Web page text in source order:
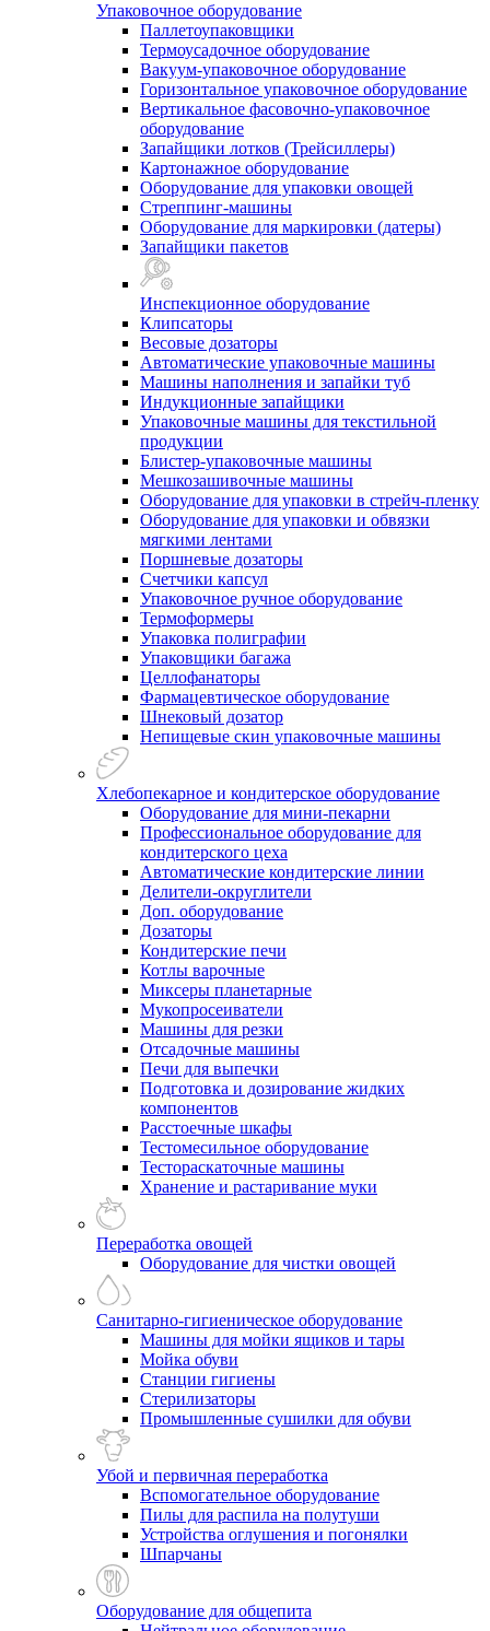
Упаковочное оборудование
Паллетоупаковщики
Термоусадочное оборудование
Вакуум-упаковочное оборудование
Горизонтальное упаковочное оборудование
Вертикальное фасовочно-упаковочное
оборудование
Запайщики лотков (Трейсиллеры)
Картонажное оборудование
Оборудование для упаковки овощей
Стреппинг-машины
Оборудование для маркировки (датеры)
Запайщики пакетов
Инспекционное оборудование
Клипсаторы
Весовые дозаторы
Автоматические упаковочные машины
Машины наполнения и запайки туб
Индукционные запайщики
Упаковочные машины для текстильной
продукции
Блистер-упаковочные машины
Мешкозашивочные машины
Оборудование для упаковки в стрейч-пленку
Оборудование для упаковки и обвязки
мягкими лентами
Поршневые дозаторы
Счетчики капсул
Упаковочное ручное оборудование
Термоформеры
Упаковка полиграфии
Упаковщики багажа
Целлофанаторы
Фармацевтическое оборудование
Шнековый дозатор
Непищевые скин упаковочные машины
Хлебопекарное и кондитерское оборудование
Оборудование для мини-пекарни
Профессиональное оборудование для
кондитерского цеха
Автоматические кондитерские линии
Делители-округлители
Доп. оборудование
Дозаторы
Кондитерские печи
Котлы варочные
Миксеры планетарные
Мукопросеиватели
Машины для резки
Отсадочные машины
Печи для выпечки
Подготовка и дозирование жидких
компонентов
Расстоечные шкафы
Тестомесильное оборудование
Тестораскаточные машины
Хранение и растаривание муки
Переработка овощей
Оборудование для чистки овощей
Санитарно-гигиеническое оборудование
Машины для мойки ящиков и тары
Мойка обуви
Станции гигиены
Стерилизаторы
Промышленные сушилки для обуви
Убой и первичная переработка
Вспомогательное оборудование
Пилы для распила на полутуши
Устройства оглушения и погонялки
Шпарчаны
Оборудование для общепита